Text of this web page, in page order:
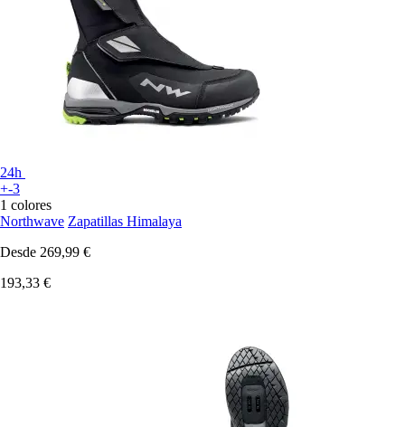
24h
+-3
1 colores
Northwave Zapatillas Himalaya
Desde 269,99 €
193,33 €